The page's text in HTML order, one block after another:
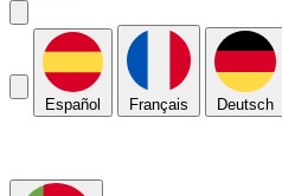
Español Français Deutsch